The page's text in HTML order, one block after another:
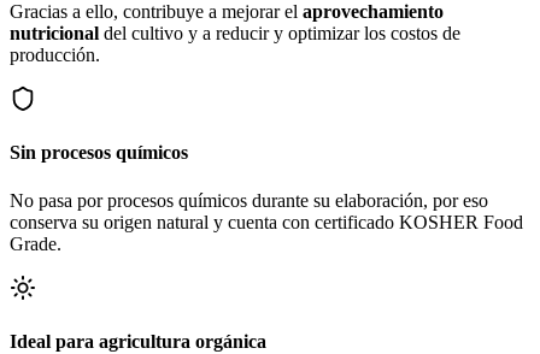
Gracias a ello, contribuye a mejorar el aprovechamiento
nutricional del cultivo y a reducir y optimizar los costos de
producción.
Sin procesos químicos
No pasa por procesos químicos durante su elaboración, por eso
conserva su origen natural y cuenta con certificado KOSHER Food
Grade.
Ideal para agricultura orgánica